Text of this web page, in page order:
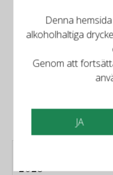
Det
2023
Denna
alkoholhaltiga
Genom att
JA